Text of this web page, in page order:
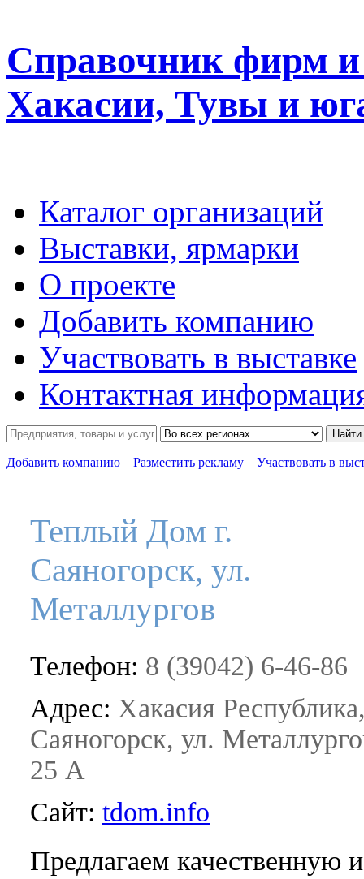
Справочник фирм и
Хакасии, Тувы и
Каталог организаций
Выставки, ярмарки
О проекте
Добавить компанию
Участвовать в выставке
Контактная
Найти
Добавить компанию Разместить рекламу Участвовать в
Теплый Дом г.
Саяногорск, ул.
Металлургов
Телефон: 8 (39042) 6-46-86
Адрес: Хакасия
Саяногорск, ул.
25 А
Сайт: tdom.info
Предлагаем качественную и